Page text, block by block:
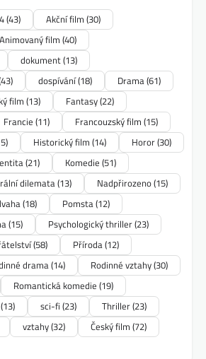
(43) Akční film (30)
Animovaný film (40)
dokument(13)
dospívání(18) Drama(61)
film(13) Fantasy(22)
Francie (11) Francouzský film (15)
Historický film (14) Horor(30)
(21) Komedie (51)
dilemata(13) Nadpřirozeno(15)
(18) Pomsta(12)
(15) Psychologický thriller(23)
(58) Příroda(12)
drama(14) Rodinné vztahy(30)
Romantická komedie (19)
(13) sci-fi (23) Thriller(23)
vztahy(32) Český film (72)